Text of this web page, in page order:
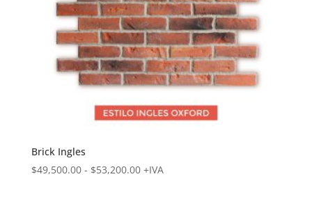
Brick Ingles
$49,500.00 - $53,200.00Rango
+IVA